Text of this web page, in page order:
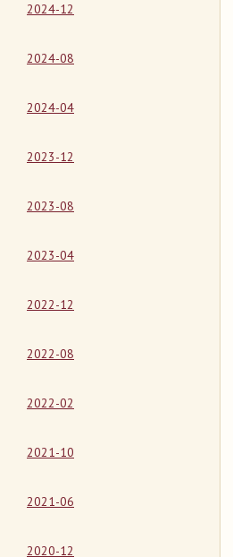
2024-12
2024-08
2024-04
2023-12
2023-08
2023-04
2022-12
2022-08
2022-02
2021-10
2021-06
2020-12